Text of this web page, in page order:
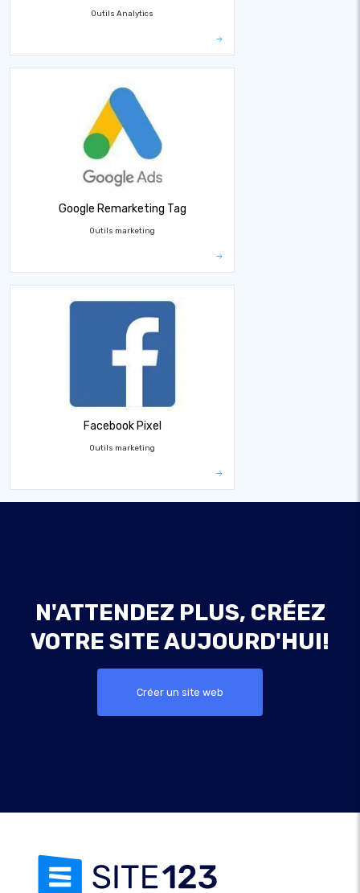
Outils Analytics
Google Remarketing Tag
Outils marketing
Facebook Pixel
Outils marketing
N'ATTENDEZ PLUS, CRÉEZ
VOTRE SITE AUJOURD'HUI!
Créer un site web